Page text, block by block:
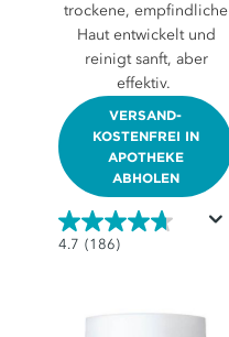
trockene, empfindliche
Haut entwickelt und
reinigt sanft, aber
effektiv.
VERSAND-
KOSTENFREI IN
APOTHEKE
ABHOLEN
4.7 (186)
4.7
Sternen.